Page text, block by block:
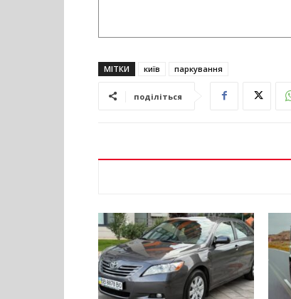
МІТКИ київ паркування
поділіться